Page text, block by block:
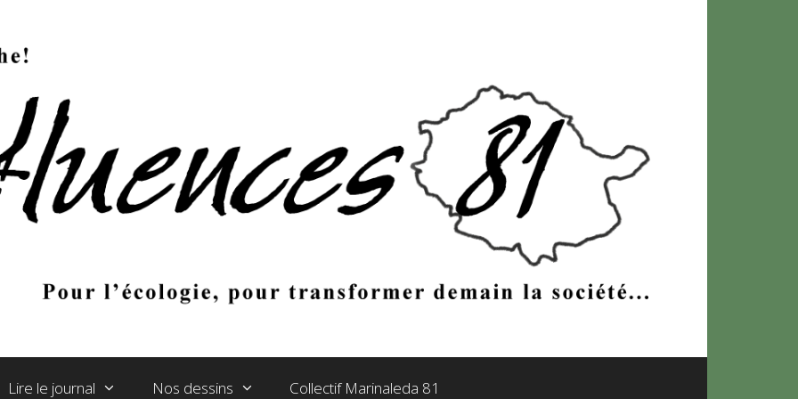
Lire le journal Nos dessins Collectif Marinaleda 81